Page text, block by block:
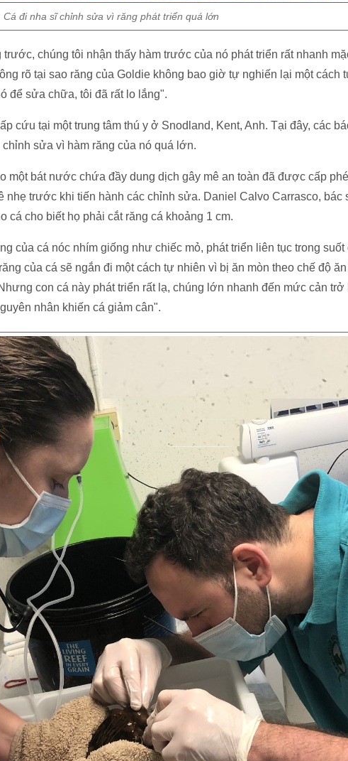
Cá đi nha sĩ chỉnh sửa vì răng phát triển quá lớn
chúng tôi nhận thấy hàm trước của nó phát triển rất nhanh
rõ tại sao răng của Goldie không bao giờ tự nghiến lại một cách
để sửa chữa, tôi đã rất lo lắng".
cứu tại một trung tâm thú y ở Snodland, Kent, Anh. Tại đây, các
sửa vì hàm răng của nó quá lớn.
một bát nước chứa đầy dung dịch gây mê an toàn đã được cấp
nhẹ trước khi tiến hành các chỉnh sửa. Daniel Calvo Carrasco, bác
cá cho biết họ phải cắt răng cá khoảng 1 cm.
của cá nóc nhím giống như chiếc mỏ, phát triển liên tục trong suốt
của cá sẽ ngắn đi một cách tự nhiên vì bị ăn mòn theo chế độ ăn
con cá này phát triển rất lạ, chúng lớn nhanh đến mức cản trở
nhân khiến cá giảm cân".